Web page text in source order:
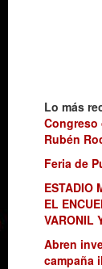
Lo más
Congreso
Rubén
Feria de
ESTADIO
EL
VARONIL
Abren
campaña